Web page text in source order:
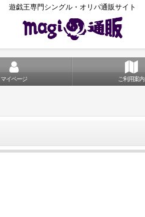
遊戯王専門シングル・オリパ通販サイト
マイページ ご利用案内